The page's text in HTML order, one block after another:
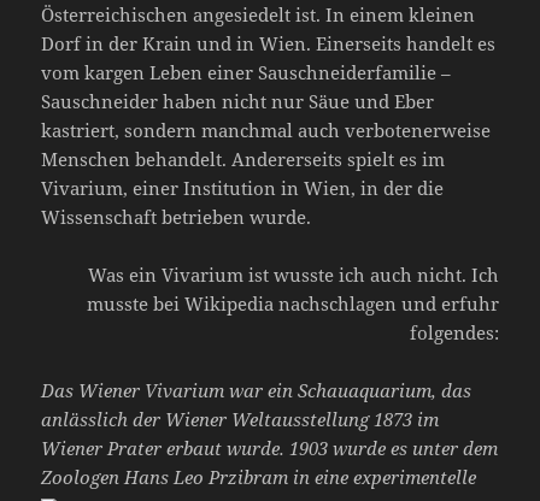
Österreichischen angesiedelt ist. In einem kleinen
Dorf in der Krain und in Wien. Einerseits handelt es
vom kargen Leben einer Sauschneiderfamilie –
Sauschneider haben nicht nur Säue und Eber
kastriert, sondern manchmal auch verbotenerweise
Menschen behandelt. Andererseits spielt es im
Vivarium, einer Institution in Wien, in der die
Wissenschaft betrieben wurde.
Was ein Vivarium ist wusste ich auch nicht. Ich
musste bei Wikipedia nachschlagen und erfuhr
folgendes:
Das Wiener Vivarium war ein Schauaquarium, das
anlässlich der Wiener Weltausstellung 1873 im
Wiener Prater erbaut wurde. 1903 wurde es unter dem
Zoologen Hans Leo Przibram in eine experimentelle